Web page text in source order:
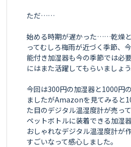
ただ……
始める時期が遅かった……乾燥
ってむしろ梅雨が近づく季節、
能付き加湿器も今の季節では必
にはまた活躍してもらいましょう
今回は300円の加湿器と1000円
ましたがAmazonを見てみると
た目のデジタル温湿度計が売っ
ペットボトルに装着できる加湿
おしゃれなデジタル温湿度計が
すごいなって感心しました。